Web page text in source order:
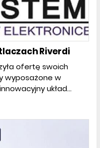
Riverdi
ofertę swoich
wyposażone w
układ...